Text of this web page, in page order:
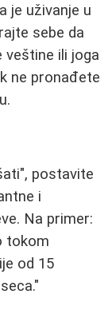
je uživanje u
sebe da
veštine ili joga
ne pronađete
postavite
i
Na primer:
tokom
od 15